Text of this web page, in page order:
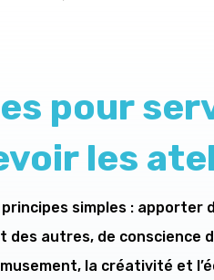
pour
les
simples : apporter
autres, de conscience
la créativité et